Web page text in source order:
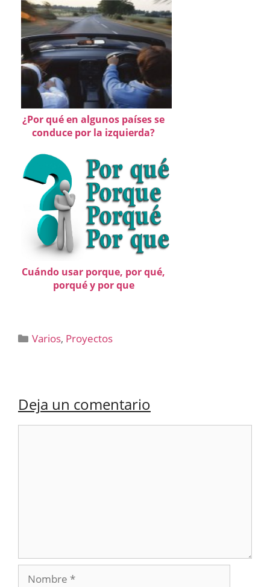
¿Por qué en algunos países se
conduce por la izquierda?
Cuándo usar porque, por qué,
porqué y por que
Categorías
Varios, Proyectos
Deja un comentario
Nombre